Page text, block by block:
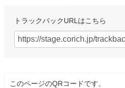
Rob the 3rd
トラックバックURLはこちら
このページのQRコードです。